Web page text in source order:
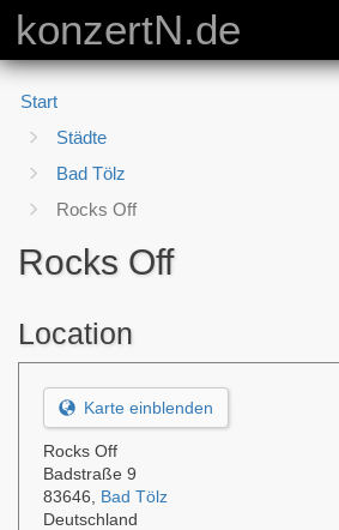
konzertN.de
Start
Städte
Bad Tölz
Rocks Off
Rocks Off
Location
Karte einblenden
Rocks Off
Badstraße 9
83646, Bad Tölz
Deutschland